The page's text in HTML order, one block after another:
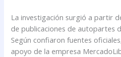
La investigación surgió a partir
de publicaciones de autopartes
Según confiaron fuentes
apoyo de la empresa